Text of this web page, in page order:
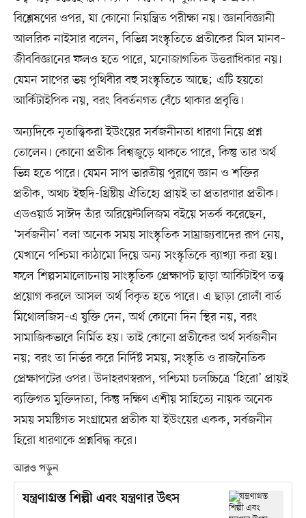
বিশ্লেষণের ওপর, যা কোনো নিয়ন্ত্রিত পরীক্ষা নয়। জ্ঞানবিজ্ঞানী
আলরিক নাইসার বলেন, বিভিন্ন সংস্কৃতিতে প্রতীকের মিল মানব–
জীববিজ্ঞানের ফলও হতে পারে, মনোজাগতিক উত্তরাধিকার নয়।
যেমন সাপের ভয় পৃথিবীর বহু সংস্কৃতিতে আছে; এটি হয়তো
আর্কিটাইপিক নয়, বরং বিবর্তনগত বেঁচে থাকার প্রবৃত্তি।
অন্যদিকে নৃতাত্ত্বিকরা ইউংয়ের সর্বজনীনতা ধারণা নিয়ে প্রশ্ন
তোলেন। কোনো প্রতীক বিশ্বজুড়ে থাকতে পারে, কিন্তু তার অর্থ
ভিন্ন হতে পারে। যেমন সাপ ভারতীয় পুরাণে জ্ঞান ও শক্তির
প্রতীক, অথচ ইহুদি-খ্রিষ্টীয় ঐতিহ্যে প্রায়ই তা প্রতারণার প্রতীক।
এডওয়ার্ড সাঈদ তাঁর অরিয়েন্টালিজম বইয়ে সতর্ক করেছেন,
‘সর্বজনীন’ বলা অনেক সময় সাংস্কৃতিক সাম্রাজ্যবাদের রূপ নেয়,
যেখানে পশ্চিমা কাঠামো দিয়ে অন্য সংস্কৃতিকে ব্যাখ্যা করা হয়।
ফলে শিল্পসমালোচনায় সাংস্কৃতিক প্রেক্ষাপট ছাড়া আর্কিটাইপ তত্ত্ব
প্রয়োগ করলে আসল অর্থ বিকৃত হতে পারে। এ ছাড়া রোলাঁ বার্ত
মিথোলজিস–এ যুক্তি দেন, অর্থ কোনো দিন স্থির নয়, বরং
সামাজিকভাবে নির্মিত হয়। তাই কোনো প্রতীকের অর্থ সর্বজনীন
নয়; বরং তা নির্ভর করে নির্দিষ্ট সময়, সংস্কৃতি ও রাজনৈতিক
প্রেক্ষাপটের ওপর। উদাহরণস্বরূপ, পশ্চিমা চলচ্চিত্রে ‘হিরো’ প্রায়ই
ব্যক্তিগত মুক্তিদাতা, কিন্তু দক্ষিণ এশীয় সাহিত্যে নায়ক অনেক
সময় সমষ্টিগত সংগ্রামের প্রতীক যা ইউংয়ের একক, সর্বজনীন
হিরো ধারণাকে প্রশ্নবিদ্ধ করে।
আরও পড়ুন
যন্ত্রণাগ্রস্ত শিল্পী এবং যন্ত্রণার উৎস